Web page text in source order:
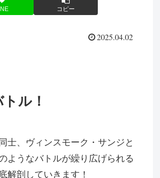
コピー
2025.04.02
ル！
士、ヴィンスモーク・サンジと
ようなバトルが繰り広げられる
解剖していきます！